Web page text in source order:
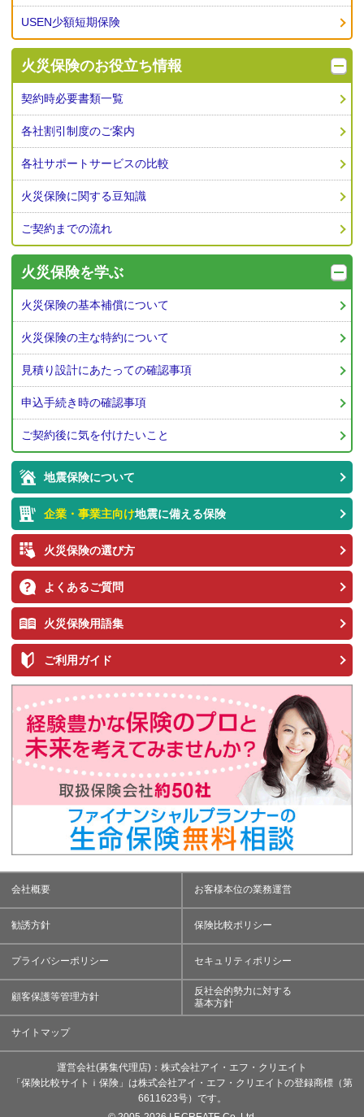
USEN少額短期保険
火災保険のお役立ち情報
契約時必要書類一覧
各社割引制度のご案内
各社サポートサービスの比較
火災保険に関する豆知識
ご契約までの流れ
火災保険を学ぶ
火災保険の基本補償について
火災保険の主な特約について
見積り設計にあたっての確認事項
申込手続き時の確認事項
ご契約後に気を付けたいこと
地震保険について
企業・事業主向け地震に備える保険
火災保険の選び方
よくあるご質問
火災保険用語集
ご利用ガイド
会社概要 お客様本位の業務運営
勧誘方針 保険比較ポリシー
プライバシーポリシー セキュリティポリシー
顧客保護等管理方針
反社会的勢力に対する
基本方針
サイトマップ
運営会社(募集代理店)：株式会社アイ・エフ・クリエイト
「保険比較サイトｉ保険」は株式会社アイ・エフ・クリエイトの登録商標（第
6611623号）です。